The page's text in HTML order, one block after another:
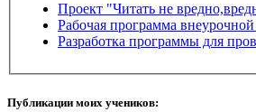
Проект "Читать не
Рабочая программа
Разработка программы для
Публикации моих учеников: